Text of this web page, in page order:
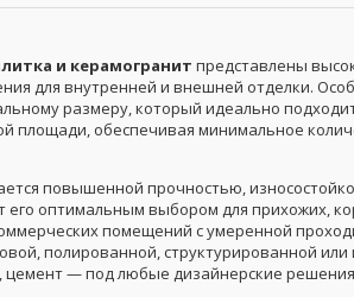
и керамогранит представлены
для внутренней и внешней отделки.
размеру, который идеально
площади, обеспечивая минимальное
повышенной прочностью,
оптимальным выбором для прихожих,
помещений с умеренной
полированной, структурированной
цемент — под любые дизайнерские